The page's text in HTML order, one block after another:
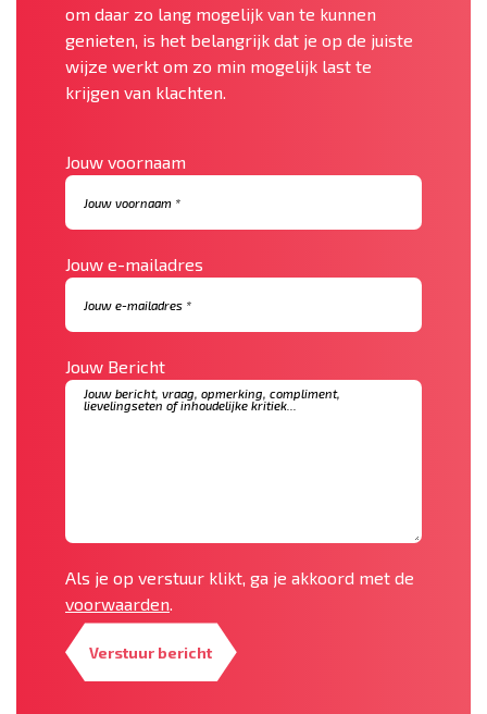
om daar zo lang mogelijk van te kunnen
genieten, is het belangrijk dat je op de juiste
wijze werkt om zo min mogelijk last te
krijgen van klachten.
Jouw voornaam
Jouw e-mailadres
Jouw Bericht
Als je op verstuur klikt, ga je akkoord met de
voorwaarden.
Verstuur bericht